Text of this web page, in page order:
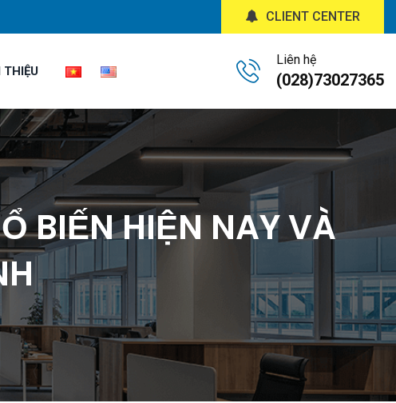
CLIENT CENTER
THIỆU
Liên hệ
(028)73027365
BIẾN HIỆN NAY VÀ